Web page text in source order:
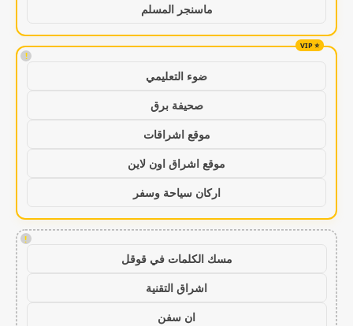
ماسنجر المسلم
!
ضوء التعليمي
صحيفة برق
موقع اشراقات
موقع اشراق اون لاين
اركان سياحة وسفر
!
مسك الكلمات في قوقل
اشراق التقنية
ان سفن